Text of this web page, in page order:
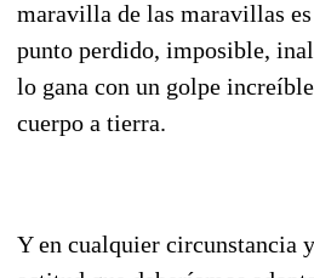
maravilla de las maravillas es
punto perdido, imposible,
lo gana con un golpe
cuerpo a tierra.
Y en cualquier circunstancia